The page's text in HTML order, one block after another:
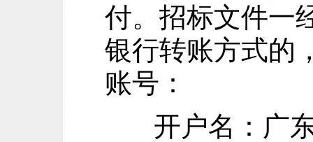
付。招标文件一
银行转账方式的
账号：
开户名：广